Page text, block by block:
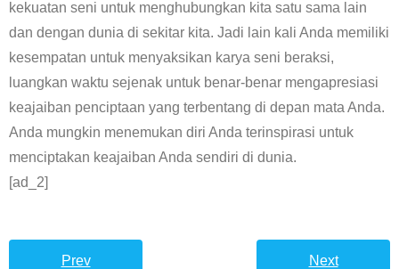
kekuatan seni untuk menghubungkan kita satu sama lain
dan dengan dunia di sekitar kita. Jadi lain kali Anda memiliki
kesempatan untuk menyaksikan karya seni beraksi,
luangkan waktu sejenak untuk benar-benar mengapresiasi
keajaiban penciptaan yang terbentang di depan mata Anda.
Anda mungkin menemukan diri Anda terinspirasi untuk
menciptakan keajaiban Anda sendiri di dunia.
[ad_2]
Prev Next